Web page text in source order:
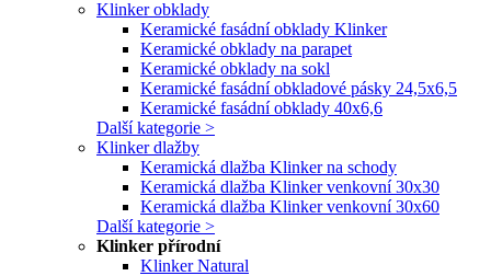
Klinker obklady
Keramické fasádní obklady Klinker
Keramické obklady na parapet
Keramické obklady na sokl
Keramické fasádní obkladové pásky 24,5x6,5
Keramické fasádní obklady 40x6,6
Další kategorie >
Klinker dlažby
Keramická dlažba Klinker na schody
Keramická dlažba Klinker venkovní 30x30
Keramická dlažba Klinker venkovní 30x60
Další kategorie >
Klinker přírodní
Klinker Natural